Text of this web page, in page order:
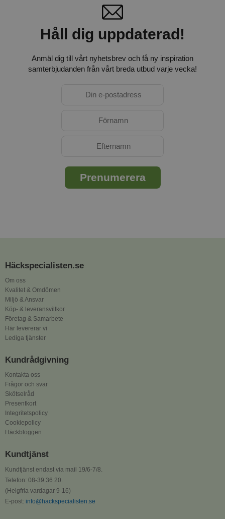
Håll dig uppdaterad!
Anmäl dig till vårt nyhetsbrev och få ny inspiration
samterbjudanden från vårt breda utbud varje vecka!
Häckspecialisten.se
Om oss
Kvalitet & Omdömen
Miljö & Ansvar
Köp- & leveransvillkor
Företag & Samarbete
Här levererar vi
Lediga tjänster
Kundrådgivning
Kontakta oss
Frågor och svar
Skötselråd
Presentkort
Integritetspolicy
Cookiepolicy
Häckbloggen
Kundtjänst
Kundtjänst endast via mail 19/6-7/8.
Telefon: 08-39 36 20.
(Helgfria vardagar 9-16)
E-post: info@hackspecialisten.se